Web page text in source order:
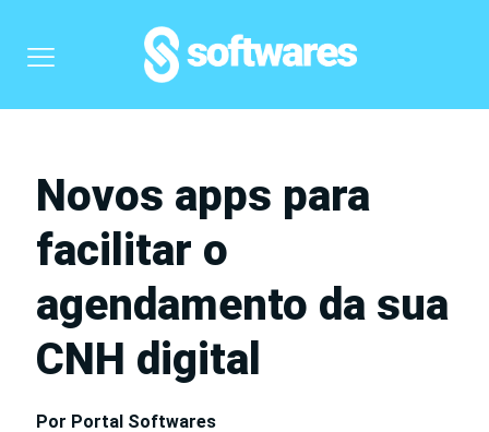
Novos apps para
facilitar o
agendamento da sua
CNH digital
Por Portal Softwares